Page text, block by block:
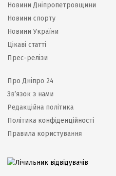
Новини Дніпропетровщини
Новини спорту
Новини України
Цікаві статті
Прес-релізи
Про Дніпро 24
Зв’язок з нами
Редакційна політика
Політика конфіденційності
Правила користування